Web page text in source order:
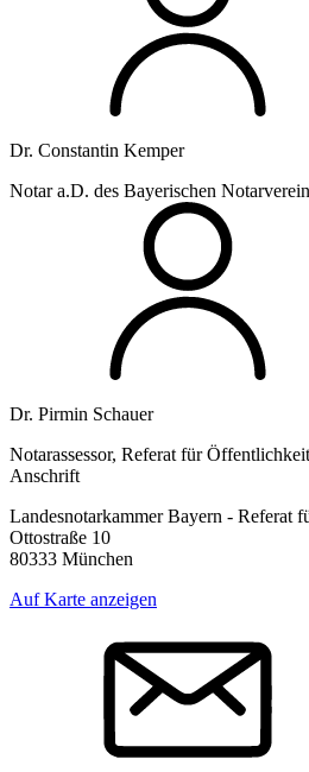
Dr. Constantin Kemper
Notar a.D. des Bayerischen
Dr. Pirmin Schauer
Notarassessor, Referat für
Anschrift
Landesnotarkammer Bayern - Referat
Ottostraße 10
80333 München
Auf Karte anzeigen